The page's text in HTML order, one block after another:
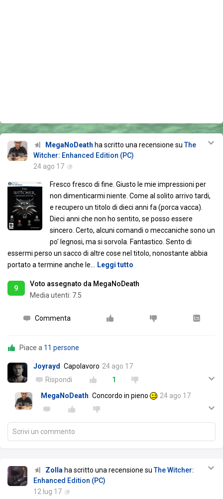
MegaNoDeath ha scritto una recensione suThe
Witcher: Enhanced Edition (PC)
24 ago 17
Fresco fresco di fine. Giusto le mie impressioni per
non dimenticarmi niente. Come al solito arrivo tardi,
e recupero un titolo di dieci anni fa (porca vacca).
Dieci anni che non ho sentito, se posso essere
sincero. Certo, alcuni comandi o meccaniche sono un
po' legnosi, ma si sorvola. Fantastico. Sento di
essermi perso un sacco di altre cose nel titolo, nonostante abbia
portato a termine anche le
Leggi tutto
9
Voto assegnato da MegaNoDeath
Media utenti: 7.5
Commenta
Piace a 11 persone
Joyrayd Capolavoro 24 ago 17
Rispondi
1
MegaNoDeath Concordo in pieno 24 ago 17
Scrivi un commento
Zolla ha scritto una recensione suThe Witcher:
Enhanced Edition (PC)
12 lug 17